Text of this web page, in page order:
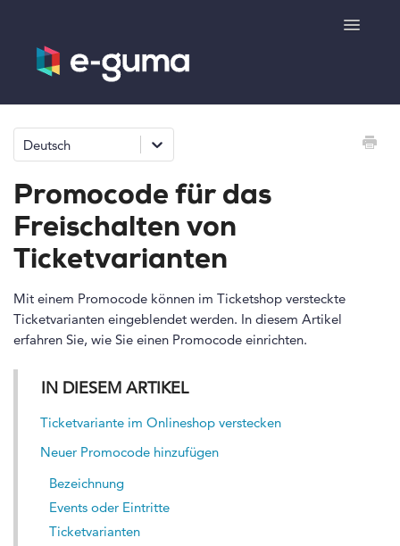
Toggle
Allgemeines
Ticketsystem
Produktshop
e-surprise
Deutsch
Promocode für das
Freischalten von
Ticketvarianten
Mit einem Promocode können im Ticketshop versteckte
Ticketvarianten eingeblendet werden. In diesem Artikel
erfahren Sie, wie Sie einen Promocode einrichten.
IN DIESEM ARTIKEL
Ticketvariante im Onlineshop verstecken
Neuer Promocode hinzufügen
Bezeichnung
Events oder Eintritte
Ticketvarianten